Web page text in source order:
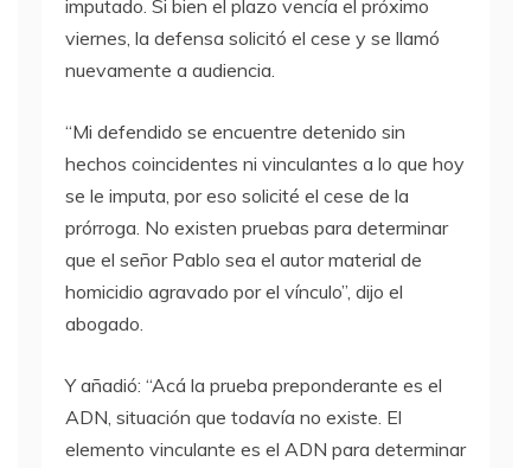
imputado. Si bien el plazo vencía el próximo
viernes, la defensa solicitó el cese y se llamó
nuevamente a audiencia.
“Mi defendido se encuentre detenido sin
hechos coincidentes ni vinculantes a lo que hoy
se le imputa, por eso solicité el cese de la
prórroga. No existen pruebas para determinar
que el señor Pablo sea el autor material de
homicidio agravado por el vínculo”, dijo el
abogado.
Y añadió: “Acá la prueba preponderante es el
ADN, situación que todavía no existe. El
elemento vinculante es el ADN para determinar